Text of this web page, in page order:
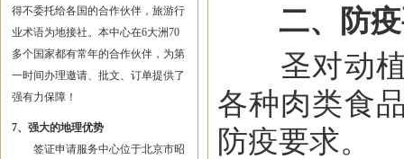
得不委托给各国的合作伙伴，旅游行
业术语为地接社。本中心在6大洲70
多个国家都有常年的合作伙伴，为第
一时间办理邀请、批文、订单提供了
强有力保障！
7、强大的地理优势
签证申请服务中心位于北京市昭
二、防
圣对动植
各种肉类食
防疫要求。